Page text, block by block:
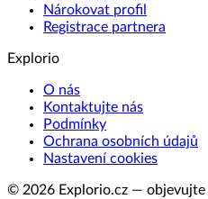
Nárokovat profil
Registrace partnera
Explorio
O nás
Kontaktujte nás
Podmínky
Ochrana osobních údajů
Nastavení cookies
© 2026 Explorio.cz — objevujte